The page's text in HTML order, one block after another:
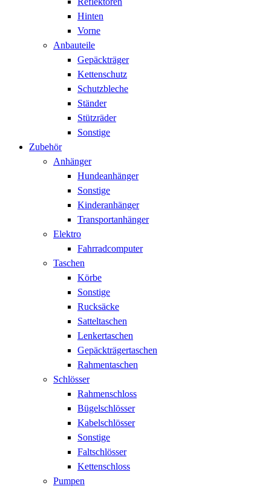
Hinten
Vorne
Anbauteile
Gepäckträger
Kettenschutz
Schutzbleche
Ständer
Stützräder
Sonstige
Zubehör
Anhänger
Hundeanhänger
Sonstige
Kinderanhänger
Transportanhänger
Elektro
Fahrradcomputer
Taschen
Körbe
Sonstige
Rucksäcke
Satteltaschen
Lenkertaschen
Gepäckträgertaschen
Rahmentaschen
Schlösser
Rahmenschloss
Bügelschlösser
Kabelschlösser
Sonstige
Faltschlösser
Kettenschloss
Pumpen